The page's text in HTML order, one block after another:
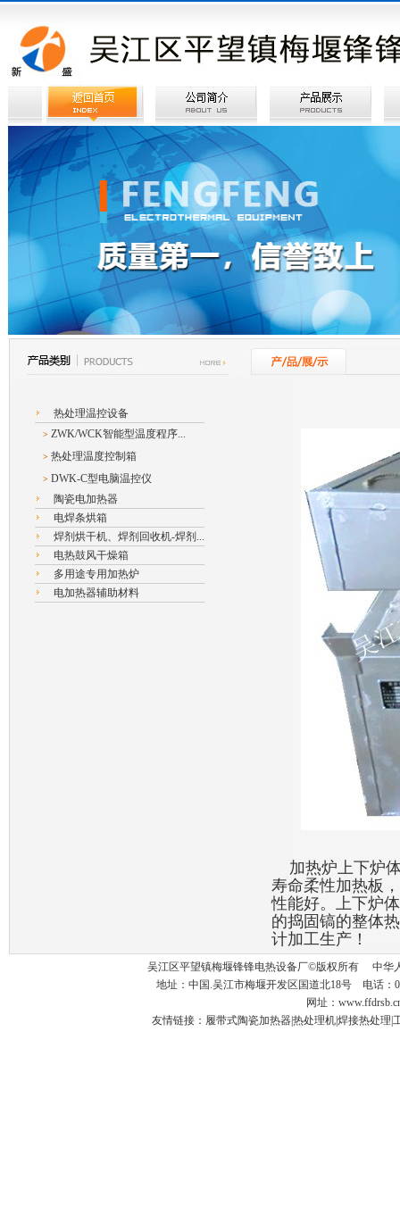
热处理温控设备
> ZWK/WCK智能型温度程序...
> 热处理温度控制箱
> DWK-C型电脑温控仪
陶瓷电加热器
电焊条烘箱
焊剂烘干机、焊剂回收机-焊剂...
电热鼓风干燥箱
多用途专用加热炉
电加热器辅助材料
加热炉上下炉
寿命柔性加热板
性能好。上下炉
的捣固镐的整体
计加工生产！
吴江区平望镇梅堰锋锋电热设备厂©版权所有 中华
地址：中国.吴江市梅堰开发区国道北18号 电话
网址：
友情链接： 履带式陶瓷加热器热处理机焊接热处理